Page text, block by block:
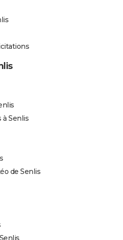
à Senlis
de Senlis